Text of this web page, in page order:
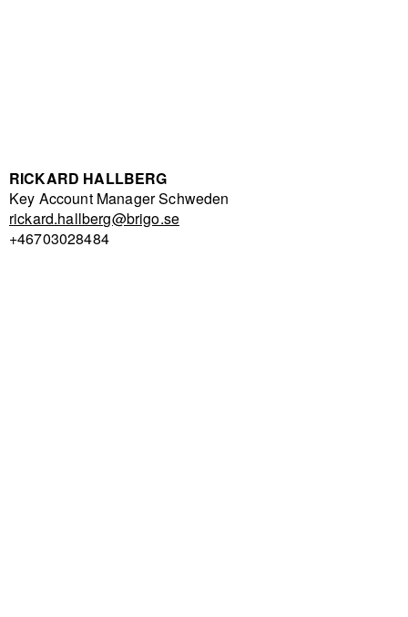
RICKARD HALLBERG
Key Account Manager Schweden
rickard.hallberg@brigo.se
+46703028484